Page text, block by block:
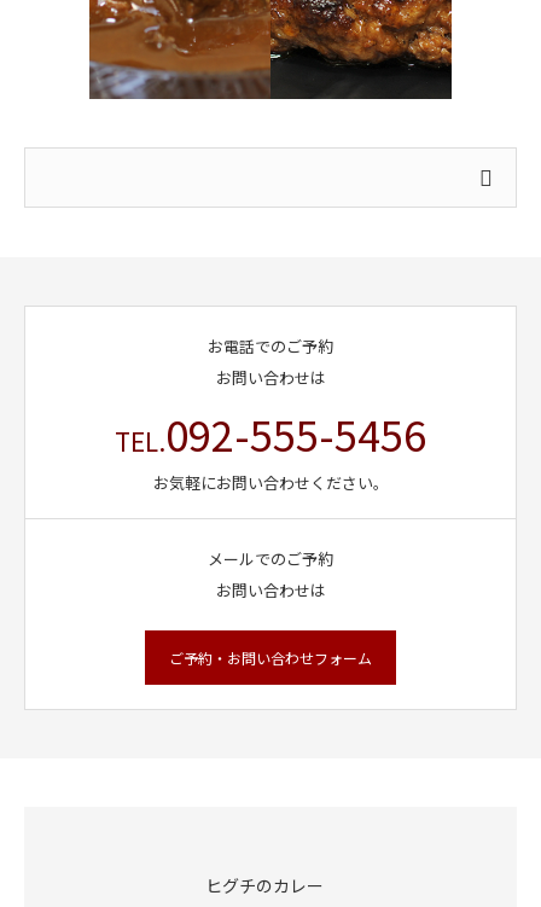
お電話でのご予約
お問い合わせは
TEL.092-555-5456
お気軽にお問い合わせください。
メールでのご予約
お問い合わせは
ご予約・お問い合わせフォーム
ヒグチのカレー